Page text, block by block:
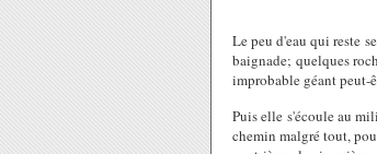
Le peu d'eau qui reste
baignade; quelques
improbable géant peut-
Puis elle s'écoule au
chemin malgré tout,